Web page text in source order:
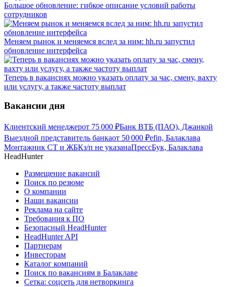
Большое обновление: гибкое описание условий работы
сотрудников
Меняем рынок и меняемся вслед за ним: hh.ru запустил
обновление интерфейса
Теперь в вакансиях можно указать оплату за час, смену, вахту
или услугу, а также частоту выплат
Вакансии дня
Клиентский менеджерот 75 000 ₽Банк ВТБ (ПАО), Джанкой
Выездной представитель банкаот 50 000 ₽efin, Балаклава
Монтажник СТ и ЖБКз/п не указанаПрессБук, Балаклава
HeadHunter
Размещение вакансий
Поиск по резюме
О компании
Наши вакансии
Реклама на сайте
Требования к ПО
Безопасный HeadHunter
HeadHunter API
Партнерам
Инвесторам
Каталог компаний
Поиск по вакансиям в Балаклаве
Сетка: соцсеть для нетворкинга